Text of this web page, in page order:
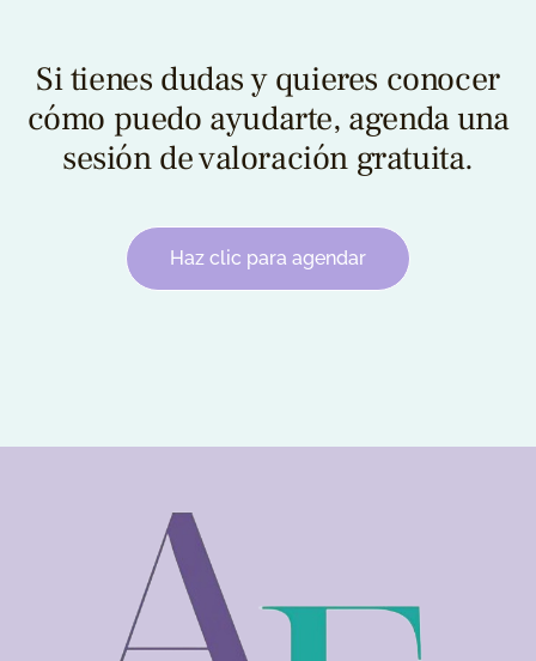
Si tienes dudas y quieres conocer
cómo puedo ayudarte, agenda una
sesión de valoración gratuita.
Haz clic para agendar